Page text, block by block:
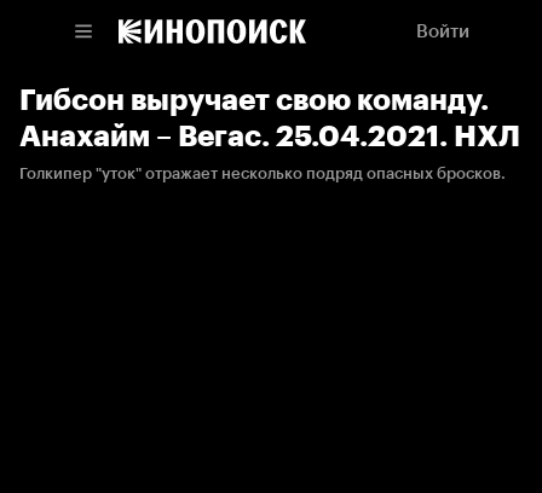
Войти
Гибсон выручает свою команду.
Анахайм – Вегас. 25.04.2021. НХЛ
Голкипер "уток" отражает несколько подряд опасных бросков.